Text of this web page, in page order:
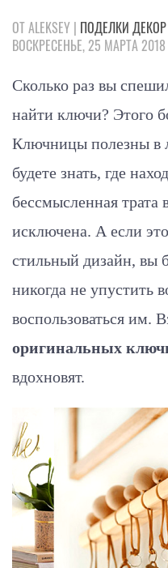
ОТ ALEKSEY | ПОДЕЛКИ ДЕКОР
ВОСКРЕСЕНЬЕ, 25 МАРТА 2018
Сколько раз вы
найти ключи? Этого
Ключницы полезны в
будете знать, где
бессмысленная трата
исключена. А если
стильный дизайн, вы
никогда не упустить
воспользоваться им.
оригинальных
вдохновят.